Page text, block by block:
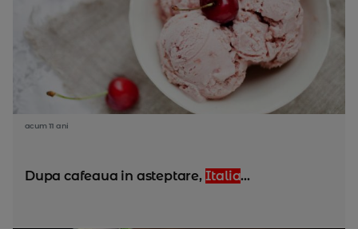
acum 11 ani
Dupa cafeaua in asteptare, Italia...